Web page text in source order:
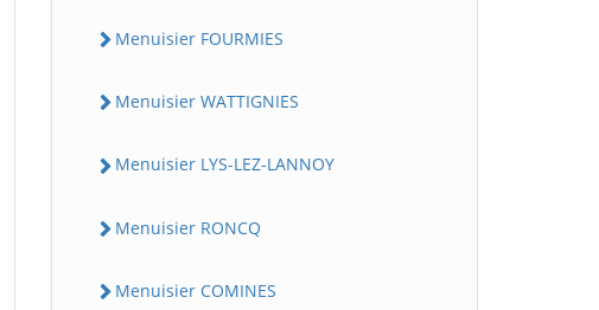
Menuisier FOURMIES
Menuisier WATTIGNIES
Menuisier LYS-LEZ-LANNOY
Menuisier RONCQ
Menuisier COMINES